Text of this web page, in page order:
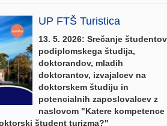
UP FTŠ Turistica
13. 5. 2026: Srečanje študentov
podiplomskega študija,
doktorandov, mladih
doktorantov, izvajalcev na
doktorskem študiju in
potencialnih zaposlovalcev z
naslovom "Katere kompetence
študent turizma?"